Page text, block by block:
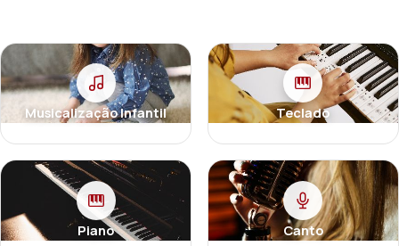
Musicalização Infantil Teclado
Piano Canto